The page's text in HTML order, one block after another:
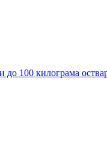
100 килограма